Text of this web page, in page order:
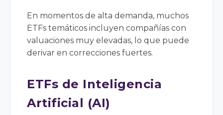
En momentos de alta demanda, muchos
ETFs temáticos incluyen compañías con
valuaciones muy elevadas, lo que puede
derivar en correcciones fuertes.
ETFs de Inteligencia
Artificial (AI)